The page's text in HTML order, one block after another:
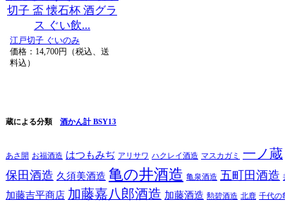
江戸切子 ぐいのみ
価格：14,700円（税込、送
料込）
蔵による分類 酒かん計 BSY13
あさ開 お福酒造 はつもみぢ アリサワ ハクレイ酒造 マスカガミ 一ノ蔵
保田酒造 久須美酒造 亀の井酒造 亀泉酒造 五町田酒造
加藤吉平商店 加藤嘉八郎酒造 加藤酒造 勲碧酒造 北鹿 千代の